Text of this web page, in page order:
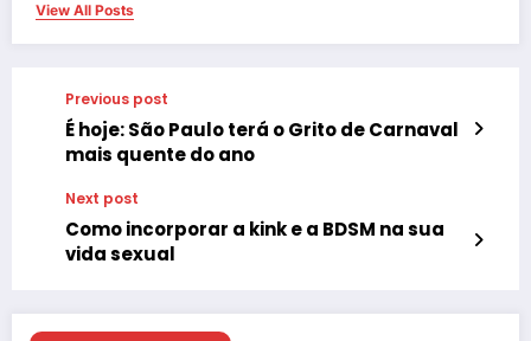
View All Posts
Previous post
É hoje: São Paulo terá o Grito de Carnaval
mais quente do ano
Next post
Como incorporar a kink e a BDSM na sua
vida sexual